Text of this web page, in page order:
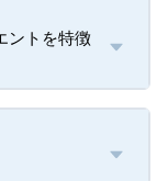
ントを特徴